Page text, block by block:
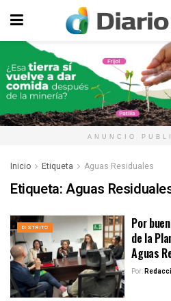
ANUNCIO
Inicio Etiqueta Aguas Residuales
Etiqueta:Aguas
DISTRITO
Por
de la
Aguas
Por: